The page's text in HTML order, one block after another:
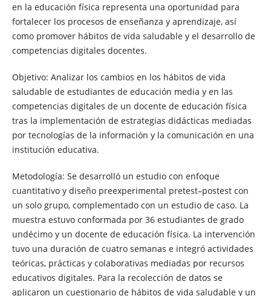
en la educación física representa una oportunidad para
fortalecer los procesos de enseñanza y aprendizaje, así
como promover hábitos de vida saludable y el desarrollo de
competencias digitales docentes.
Objetivo: Analizar los cambios en los hábitos de vida
saludable de estudiantes de educación media y en las
competencias digitales de un docente de educación física
tras la implementación de estrategias didácticas mediadas
por tecnologías de la información y la comunicación en una
institución educativa.
Metodología: Se desarrolló un estudio con enfoque
cuantitativo y diseño preexperimental pretest–postest con
un solo grupo, complementado con un estudio de caso. La
muestra estuvo conformada por 36 estudiantes de grado
undécimo y un docente de educación física. La intervención
tuvo una duración de cuatro semanas e integró actividades
teóricas, prácticas y colaborativas mediadas por recursos
educativos digitales. Para la recolección de datos se
aplicaron un cuestionario de hábitos de vida saludable y un